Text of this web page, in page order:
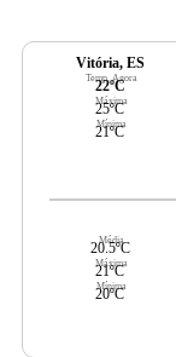
Vitória, ES
Temp. Agora
22ºC
Máxima
25ºC
Mínima
21ºC
Média
20.5ºC
Máxima
21ºC
Mínima
20ºC